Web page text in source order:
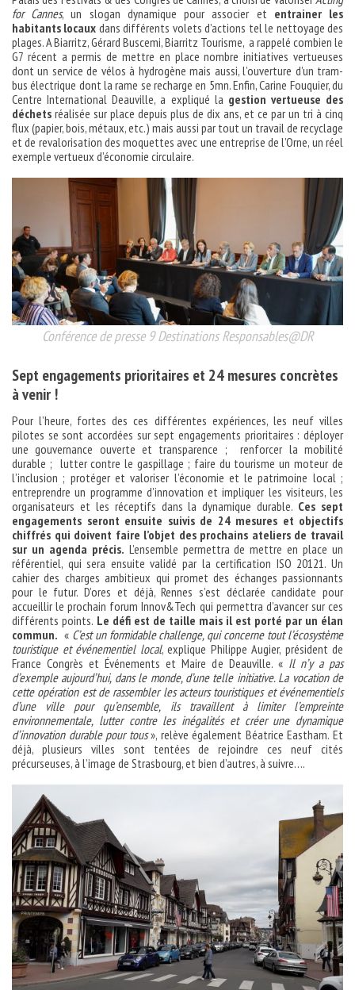
for Cannes, un slogan dynamique pour associer et entrainer les
habitants locaux dans différents volets d’actions tel le nettoyage des
plages. A Biarritz, Gérard Buscemi, Biarritz Tourisme, a rappelé combien le
G7 récent a permis de mettre en place nombre initiatives vertueuses
dont un service de vélos à hydrogène mais aussi, l’ouverture d’un tram-
bus électrique dont la rame se recharge en 5mn. Enfin, Carine Fouquier, du
Centre International Deauville, a expliqué la gestion vertueuse des
déchets réalisée sur place depuis plus de dix ans, et ce par un tri à cinq
flux (papier, bois, métaux, etc.) mais aussi par tout un travail de recyclage
et de revalorisation des moquettes avec une entreprise de l’Orne, un réel
exemple vertueux d’économie circulaire.
Conférence de presse 9 Destinations Responsables@DR
Sept engagements prioritaires et 24 mesures concrètes
à venir !
Pour l’heure, fortes des ces différentes expériences, les neuf villes
pilotes se sont accordées sur sept engagements prioritaires : déployer
une gouvernance ouverte et transparence ; renforcer la mobilité
durable ; lutter contre le gaspillage ; faire du tourisme un moteur de
l’inclusion ; protéger et valoriser l’économie et le patrimoine local ;
entreprendre un programme d’innovation et impliquer les visiteurs, les
organisateurs et les réceptifs dans la dynamique durable. Ces sept
engagements seront ensuite suivis de 24 mesures et objectifs
chiffrés qui doivent faire l’objet des prochains ateliers de travail
sur un agenda précis. L’ensemble permettra de mettre en place un
référentiel, qui sera ensuite validé par la certification ISO 20121. Un
cahier des charges ambitieux qui promet des échanges passionnants
pour le futur. D’ores et déjà, Rennes s’est déclarée candidate pour
accueillir le prochain forum Innov&Tech qui permettra d’avancer sur ces
différents points. Le défi est de taille mais il est porté par un élan
commun. « C’est un formidable challenge, qui concerne tout l’écosystème
touristique et événementiel local, explique Philippe Augier, président de
France Congrès et Événements et Maire de Deauville. « Il n’y a pas
d’exemple aujourd’hui, dans le monde, d’une telle initiative. La vocation de
cette opération est de rassembler les acteurs touristiques et événementiels
d’une ville pour qu’ensemble, ils travaillent à limiter l’empreinte
environnementale, lutter contre les inégalités et créer une dynamique
d’innovation durable pour tous», relève également Béatrice Eastham. Et
déjà, plusieurs villes sont tentées de rejoindre ces neuf cités
précurseuses, à l’image de Strasbourg, et bien d’autres, à suivre….